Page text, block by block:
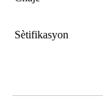
Sètifikasyon